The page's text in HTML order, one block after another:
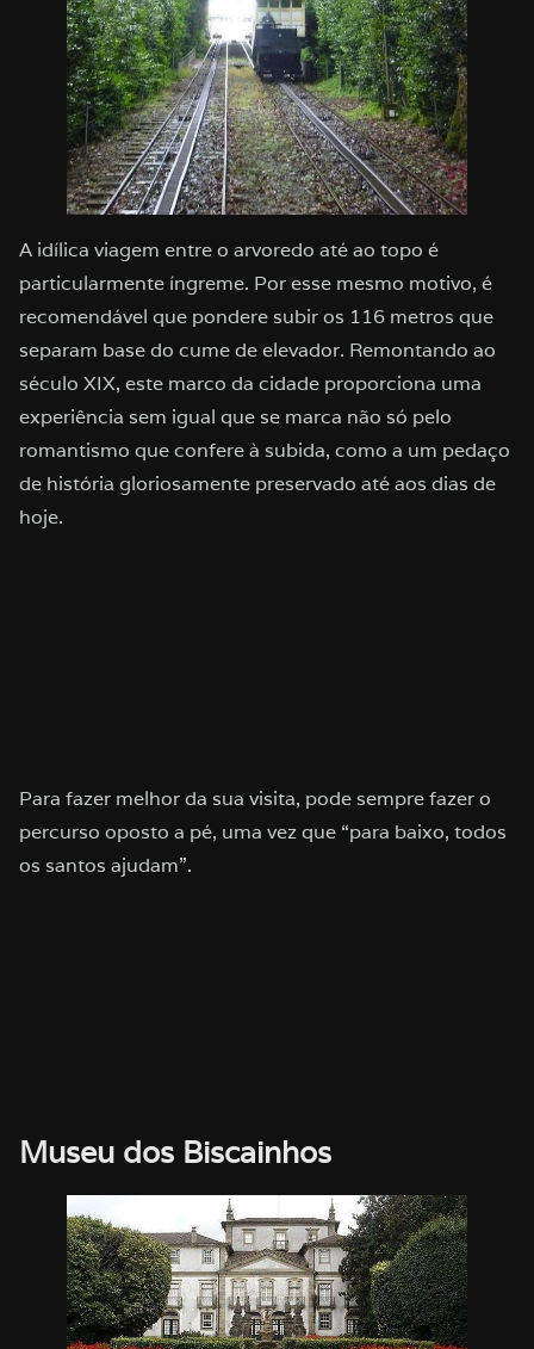
A idílica viagem entre o arvoredo até ao topo é
particularmente íngreme. Por esse mesmo motivo, é
recomendável que pondere subir os 116 metros que
separam base do cume de elevador. Remontando ao
século XIX, este marco da cidade proporciona uma
experiência sem igual que se marca não só pelo
romantismo que confere à subida, como a um pedaço
de história gloriosamente preservado até aos dias de
hoje.
Para fazer melhor da sua visita, pode sempre fazer o
percurso oposto a pé, uma vez que “para baixo, todos
os santos ajudam”.
Museu dos Biscainhos